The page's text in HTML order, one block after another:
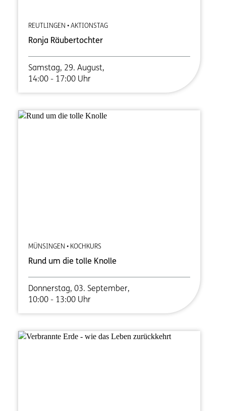
REUTLINGEN • AKTIONSTAG
Ronja Räubertochter
Samstag, 29. August,
14:00 - 17:00 Uhr
MÜNSINGEN • KOCHKURS
Rund um die tolle Knolle
Donnerstag, 03. September,
10:00 - 13:00 Uhr